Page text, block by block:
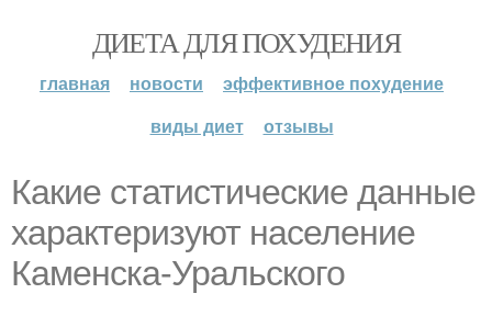
ДИЕТА ДЛЯ ПОХУДЕНИЯ
главная новости
эффективное похудение
виды диет
отзывы
Какие статистические данные
характеризуют население
Каменска-Уральского